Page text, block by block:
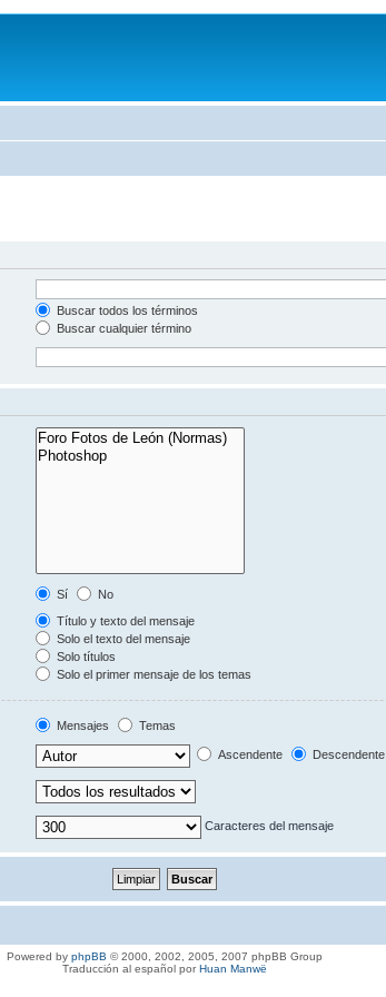
Buscar todos los términos
Buscar cualquier término
Sí
No
Título y texto del mensaje
Solo el texto del mensaje
Solo títulos
Solo el primer mensaje de los temas
Mensajes
Temas
Ascendente Descendente
Caracteres del mensaje
Powered by phpBB © 2000, 2002, 2005, 2007 phpBB Group
Traducción al español porHuan Manwë